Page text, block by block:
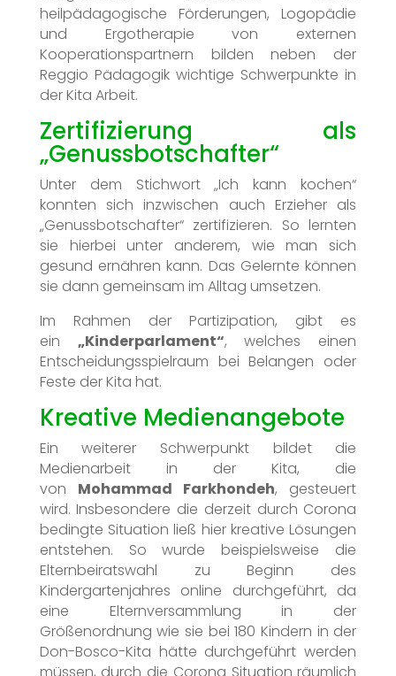
heilpädagogische Förderungen, Logopädie
und Ergotherapie von externen
Kooperationspartnern bilden neben der
Reggio Pädagogik wichtige Schwerpunkte in
der Kita Arbeit.
Zertifizierung als
„Genussbotschafter“
Unter dem Stichwort „Ich kann kochen“
konnten sich inzwischen auch Erzieher als
„Genussbotschafter“ zertifizieren. So lernten
sie hierbei unter anderem, wie man sich
gesund ernähren kann. Das Gelernte können
sie dann gemeinsam im Alltag umsetzen.
Im Rahmen der Partizipation, gibt es
ein „Kinderparlament“, welches einen
Entscheidungsspielraum bei Belangen oder
Feste der Kita hat.
Kreative Medienangebote
Ein weiterer Schwerpunkt bildet die
Medienarbeit in der Kita, die
von Mohammad Farkhondeh, gesteuert
wird. Insbesondere die derzeit durch Corona
bedingte Situation ließ hier kreative Lösungen
entstehen. So wurde beispielsweise die
Elternbeiratswahl zu Beginn des
Kindergartenjahres online durchgeführt, da
eine Elternversammlung in der
Größenordnung wie sie bei 180 Kindern in der
Don-Bosco-Kita hätte durchgeführt werden